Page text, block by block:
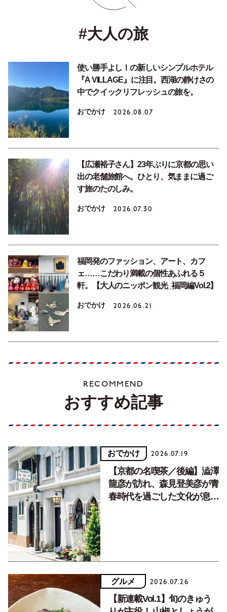
#大人の旅
使い勝手よし！の新しいシンプルホテル
『A VILLAGE』に注目。西湖の静けさの
中でクイックリフレッシュの旅を。
おでかけ 2026.08.07
【広瀬裕子さん】23年ぶりに京都の思い
出の老舗旅館へ。ひとり、気ままに過ご
す旅のたのしみ。
おでかけ 2026.07.30
福岡発のファッション、アート、カフ
ェ……こだわり満載の個性あふれる５
軒。【大人のニッポン観光_福岡編Vol.2】
おでかけ 2026.06.21
RECOMMEND
おすすめ記事
おでかけ 2026.07.19
【京都の名喫茶／後編】澁澤
龍彦が訪れ、森見登美彦が青
春時代を過ごした文化が息づ
グルメ 2026.07.26
【新連載Vol.1】旬のきゅう